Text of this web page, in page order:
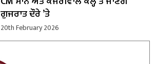
ਗੁਜਰਾਤ ਦੌਰੇ ’ਤੇ
20th February 2026